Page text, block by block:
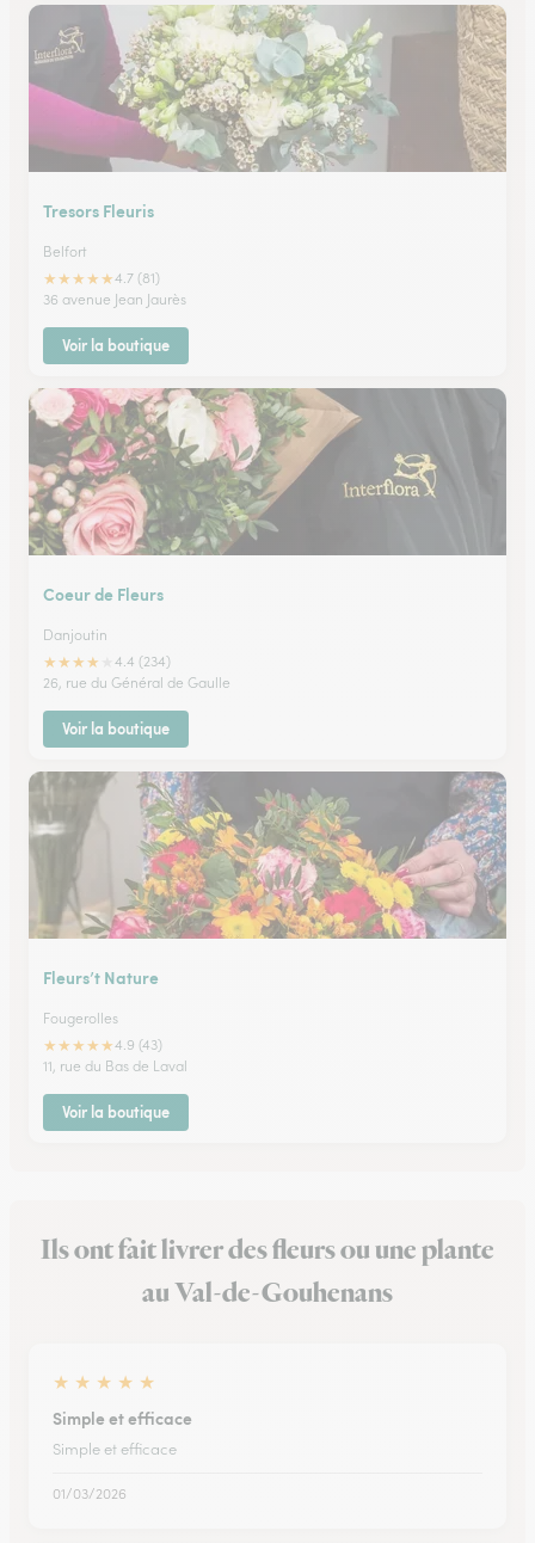
Tresors Fleuris
Belfort
★★★★★4.7 (81)
36 avenue Jean Jaurès
Voir la boutique
Coeur de Fleurs
Danjoutin
★★★★
4.4 (234)
26, rue du Général de Gaulle
Voir la boutique
Fleurs’t Nature
Fougerolles
★★★★★4.9 (43)
11, rue du Bas de Laval
Voir la boutique
Ils ont fait livrer des fleurs ou une plante
au Val-de-Gouhenans
★ ★ ★ ★ ★
Simple et efficace
Simple et efficace
01/03/2026